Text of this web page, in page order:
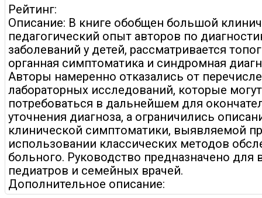
Рейтинг:
Описание: В книге обобщен большой
педагогический опыт авторов по
заболеваний у детей, рассматривается
органная симптоматика и синдромная
Авторы намеренно отказались от
лабораторных исследований, которые могут
потребоваться в дальнейшем для
уточнения диагноза, а ограничились
клинической симптоматики, выявляемой
использовании классических методов
больного. Руководство предназначено для
педиатров и семейных врачей.
Дополнительное описание: